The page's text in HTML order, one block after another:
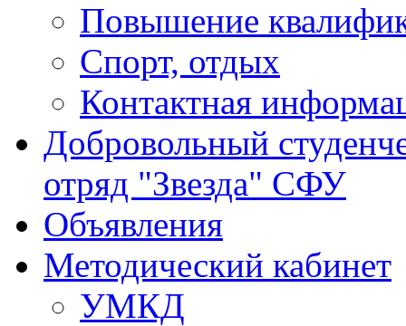
Повышение
Спорт, отдых
Контактная
Добровольный
отряд "Звезда" СФУ
Объявления
Методический кабинет
УМКД